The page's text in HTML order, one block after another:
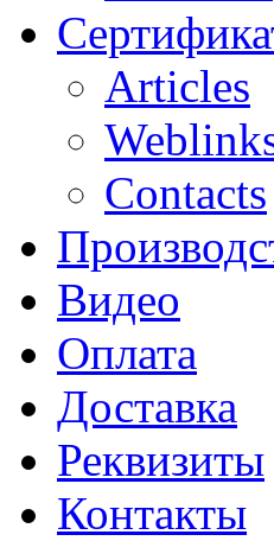
Articles
Contacts
Видео
Оплата
Доставка
Реквизиты
Контакты